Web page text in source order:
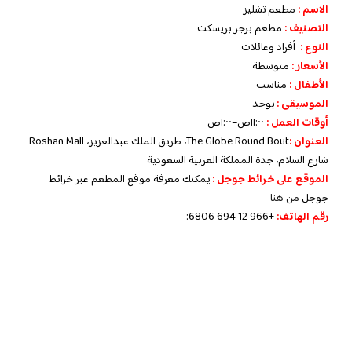
الاسم : مطعم تشليز
التصنيف : مطعم برجر بريسكت
النوع : أفراد وعائلات
الأسعار : متوسطة
الأطفال : مناسب
الموسيقى :يوجد
أوقات العمل :
العنوان :
The Globe Round Bout، طريق الملك عبدالعزيز، Roshan Mall
شارع السلام، جدة المملكة العربية السعودية
الموقع على خرائط جوجل :يمكنك معرفة موقع المطعم عبر خرائط
جوجل من هنا
رقم الهاتف:+966 12 694 6806: